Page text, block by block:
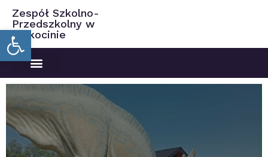
Open toolbar
Zespół Szkolno-
Przedszkolny w
Ciekocinie